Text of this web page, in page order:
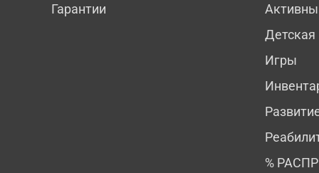
Гарантии
Детская
Игры
%